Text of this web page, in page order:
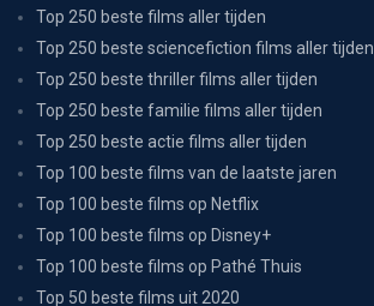
Top 250 beste films aller tijden
Top 250 beste sciencefiction films aller tijden
Top 250 beste thriller films aller tijden
Top 250 beste familie films aller tijden
Top 250 beste actie films aller tijden
Top 100 beste films van de laatste jaren
Top 100 beste films op Netflix
Top 100 beste films op Disney+
Top 100 beste films op Pathé Thuis
Top 50 beste films uit 2020